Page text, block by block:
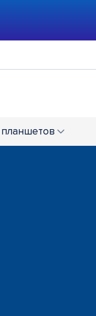
планшетов